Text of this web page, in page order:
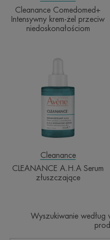
Cleanance Comedomed+
Intensywny krem-żel przeciw
niedoskonałościom
złuszczające
Cleanance
CLEANANCE A.H.A Serum
złuszczające
Wyszukiwanie według